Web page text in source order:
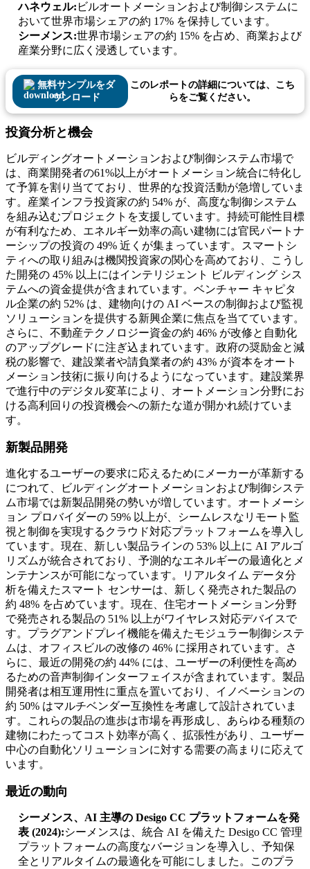
ハネウェル: ビルオートメーションおよび制御システムに
おいて世界市場シェアの約 17% を保持しています。
シーメンス:世界市場シェアの約 15% を占め、商業および
産業分野に広く浸透しています。
無料サンプルをダ
ウンロード
このレポートの詳細については、こち
らをご覧ください。
投資分析と機会
ビルディングオートメーションおよび制御システム市場で
は、商業開発者の61%以上がオートメーション統合に特化し
て予算を割り当てており、世界的な投資活動が急増していま
す。産業インフラ投資家の約 54% が、高度な制御システム
を組み込むプロジェクトを支援しています。持続可能性目標
が有利なため、エネルギー効率の高い建物には官民パートナ
ーシップの投資の 49% 近くが集まっています。スマートシ
ティへの取り組みは機関投資家の関心を高めており、こうし
た開発の 45% 以上にはインテリジェント ビルディング シス
テムへの資金提供が含まれています。ベンチャー キャピタ
ル企業の約 52% は、建物向けの AI ベースの制御および監視
ソリューションを提供する新興企業に焦点を当てています。
さらに、不動産テクノロジー資金の約 46% が改修と自動化
のアップグレードに注ぎ込まれています。政府の奨励金と減
税の影響で、建設業者や請負業者の約 43% が資本をオート
メーション技術に振り向けるようになっています。建設業界
で進行中のデジタル変革により、オートメーション分野にお
ける高利回りの投資機会への新たな道が開かれ続けていま
す。
新製品開発
進化するユーザーの要求に応えるためにメーカーが革新する
につれて、ビルディングオートメーションおよび制御システ
ム市場では新製品開発の勢いが増しています。オートメーシ
ョン プロバイダーの 59% 以上が、シームレスなリモート監
視と制御を実現するクラウド対応プラットフォームを導入し
ています。現在、新しい製品ラインの 53% 以上に AI アルゴ
リズムが統合されており、予測的なエネルギーの最適化とメ
ンテナンスが可能になっています。リアルタイム データ分
析を備えたスマート センサーは、新しく発売された製品の
約 48% を占めています。現在、住宅オートメーション分野
で発売される製品の 51% 以上がワイヤレス対応デバイスで
す。プラグアンドプレイ機能を備えたモジュラー制御システ
ムは、オフィスビルの改修の 46% に採用されています。さ
らに、最近の開発の約 44% には、ユーザーの利便性を高め
るための音声制御インターフェイスが含まれています。製品
開発者は相互運用性に重点を置いており、イノベーションの
約 50% はマルチベンダー互換性を考慮して設計されていま
す。これらの製品の進歩は市場を再形成し、あらゆる種類の
建物にわたってコスト効率が高く、拡張性があり、ユーザー
中心の自動化ソリューションに対する需要の高まりに応えて
います。
最近の動向
シーメンス、AI 主導の Desigo CC プラットフォームを発
表 (2024):シーメンスは、統合 AI を備えた Desigo CC 管理
プラットフォームの高度なバージョンを導入し、予知保
全とリアルタイムの最適化を可能にしました。このプラ